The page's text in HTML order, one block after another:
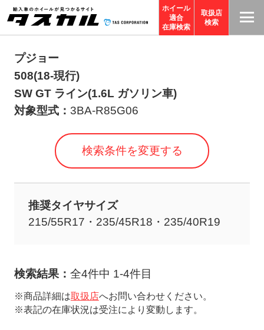
ホイール
適合
在庫検索
取扱店
検索
プジョー
508(18-現行)
SW GT ライン(1.6L ガソリン車)
対象型式： 3BA-R85G06
検索条件を変更する
推奨タイヤサイズ
215/55R17・235/45R18・235/40R19
検索結果： 全4件中 1-4件目
※商品詳細は取扱店へお問い合わせください。
※表記の在庫状況は受注により変動します。
T